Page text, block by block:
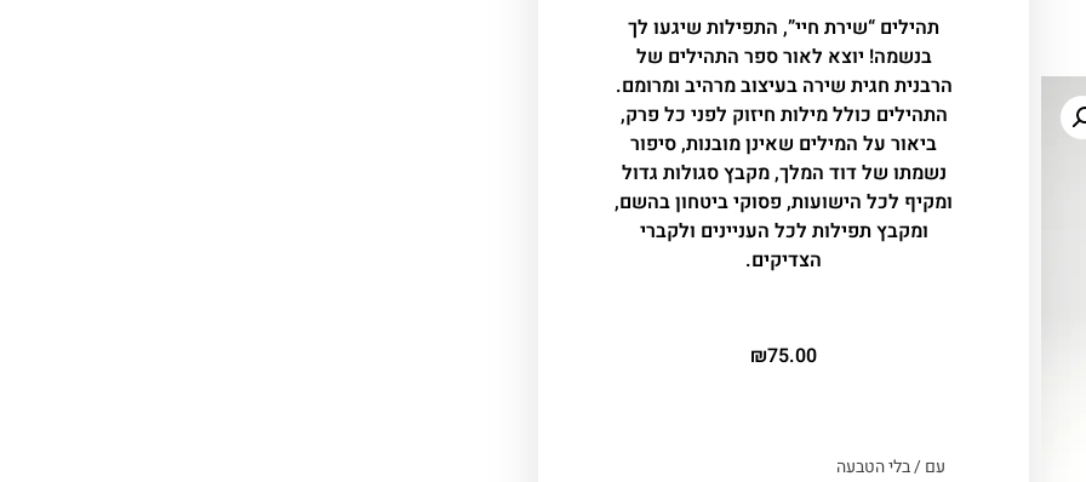
תהילים “שירת חיי”, התפילות שיגעו לך
בנשמה! יוצא לאור ספר התהילים של
הרבנית חגית שירה בעיצוב מרהיב ומרומם.
התהילים כולל מילות חיזוק לפני כל פרק,
ביאור על המילים שאינן מובנות, סיפור
נשמתו של דוד המלך, מקבץ סגולות גדול
ומקיף לכל הישועות, פסוקי ביטחון בהשם,
ומקבץ תפילות לכל העניינים ולקברי
הצדיקים.
₪75.00
עם / בלי הטבעה